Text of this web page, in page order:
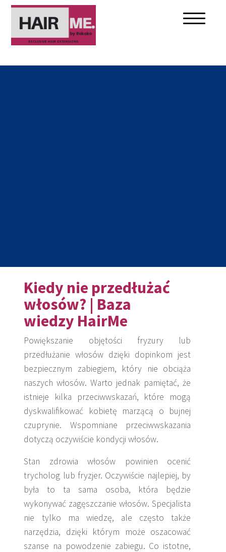
Kiedy nie przedłużać
włosów? | Baza
wiedzy HairMe
Powiększanie objętości fryzury lub
przedłużanie włosów dzięki dopinkom jest
bezpiecznym zabiegiem, który nie obciąża
naszych włosów. Warto jednak pamiętać, że
istnieje kilka przeciwwskazań, które mogą
dyskwalifikować kobietę marzącą o bujnej
czuprynie. Wspomniane przeciwwskazania
dotyczą oczywiście kondycji włosów.
Stan zdrowia włosów powinien ocenić
trycholog lub fryzjer. Oczywiście najlepiej, by
była to ta sama osoba, która będzie
wykonywać zagęszczanie włosów. Specjalista
nie tylko ma wiedzę, ale często także
narzędzia, dzięki którym może oszacować
szanse na powodzenie zabiegu. Co istotne,